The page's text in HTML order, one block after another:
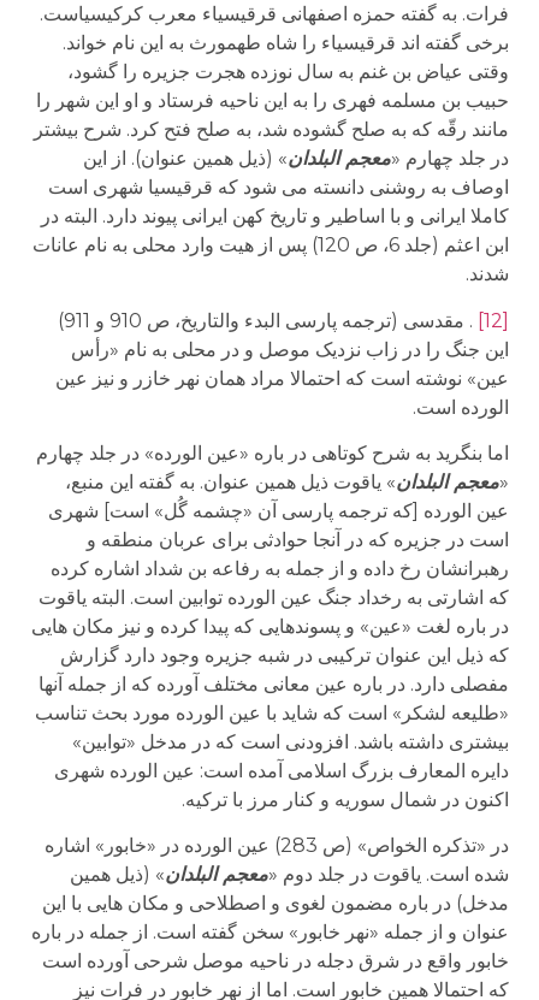
فرات. به گفته حمزه اصفهانی قرقیسیاء معرب کرکیسیاست.
برخی گفته اند قرقیسیاء را شاه طهمورث به این نام خواند.
وقتی عیاض بن غنم به سال نوزده هجرت جزیره را گشود،
حبیب بن مسلمه فهری را به این ناحیه فرستاد و او این شهر را
مانند رقّه که به صلح گشوده شد، به صلح فتح کرد. شرح بیشتر
در جلد چهارم «معجم البلدان» (ذیل همین عنوان). از این
اوصاف به روشنی دانسته می شود که قرقیسیا شهری است
کاملا ایرانی و با اساطیر و تاریخ کهن ایرانی پیوند دارد. البته در
ابن اعثم (جلد 6، ص 120) پس از هیت وارد محلی به نام عانات
شدند.
[12]
. مقدسی (ترجمه پارسی البدء والتاریخ، ص 910 و 911)
این جنگ را در زاب نزدیک موصل و در محلی به نام «رأس
عین» نوشته است که احتمالا مراد همان نهر خازر و نیز عین
الورده است.
اما بنگرید به شرح کوتاهی در باره «عین الورده» در جلد چهارم
«معجم البلدان» یاقوت ذیل همین عنوان. به گفته این منبع،
عین الورده [که ترجمه پارسی آن «چشمه گُل» است] شهری
است در جزیره که در آنجا حوادثی برای عربان منطقه و
رهبرانشان رخ داده و از جمله به رفاعه بن شداد اشاره کرده
که اشارتی به رخداد جنگ عین الورده توابین است. البته یاقوت
در باره لغت «عین» و پسوندهایی که پیدا کرده و نیز مکان هایی
که ذیل این عنوان ترکیبی در شبه جزیره وجود دارد گزارش
مفصلی دارد. در باره عین معانی مختلف آورده که از جمله آنها
«طلیعه لشکر» است که شاید با عین الورده مورد بحث تناسب
بیشتری داشته باشد. افزودنی است که در مدخل «توابین»
دایره المعارف بزرگ اسلامی آمده است: عین الورده شهری
اکنون در شمال سوریه و کنار مرز با ترکیه.
در «تذکره الخواص» (ص 283) عین الورده در «خابور» اشاره
شده است. یاقوت در جلد دوم «معجم البلدان» (ذیل همین
مدخل) در باره مضمون لغوی و اصطلاحی و مکان هایی با این
عنوان و از جمله «نهر خابور» سخن گفته است. از جمله در باره
خابور واقع در شرق دجله در ناحیه موصل شرحی آورده است
که احتمالا همین خابور است. اما از نهر خابور در فرات نیز